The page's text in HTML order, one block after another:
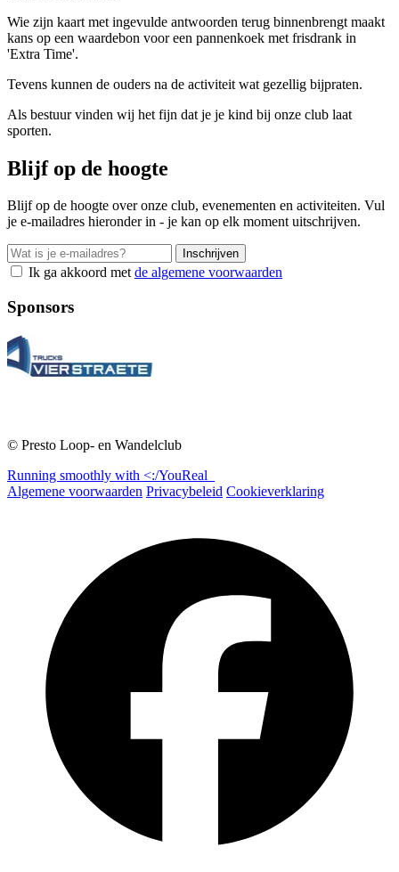
Wie zijn kaart met ingevulde antwoorden terug binnenbrengt maakt
kans op een waardebon voor een pannenkoek met frisdrank in
'Extra Time'.
Tevens kunnen de ouders na de activiteit wat gezellig bijpraten.
Als bestuur vinden wij het fijn dat je je kind bij onze club laat
sporten.
Blijf op de hoogte
Blijf op de hoogte over onze club, evenementen en activiteiten. Vul
je e-mailadres hieronder in - je kan op elk moment uitschrijven.
Inschrijven
Ik ga akkoord metde algemene voorwaarden
Sponsors
© Presto Loop- en Wandelclub
Running smoothly with <:/YouReal
Algemene voorwaarden Privacybeleid Cookieverklaring